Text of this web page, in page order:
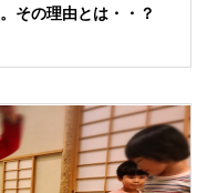
その理由とは・・？